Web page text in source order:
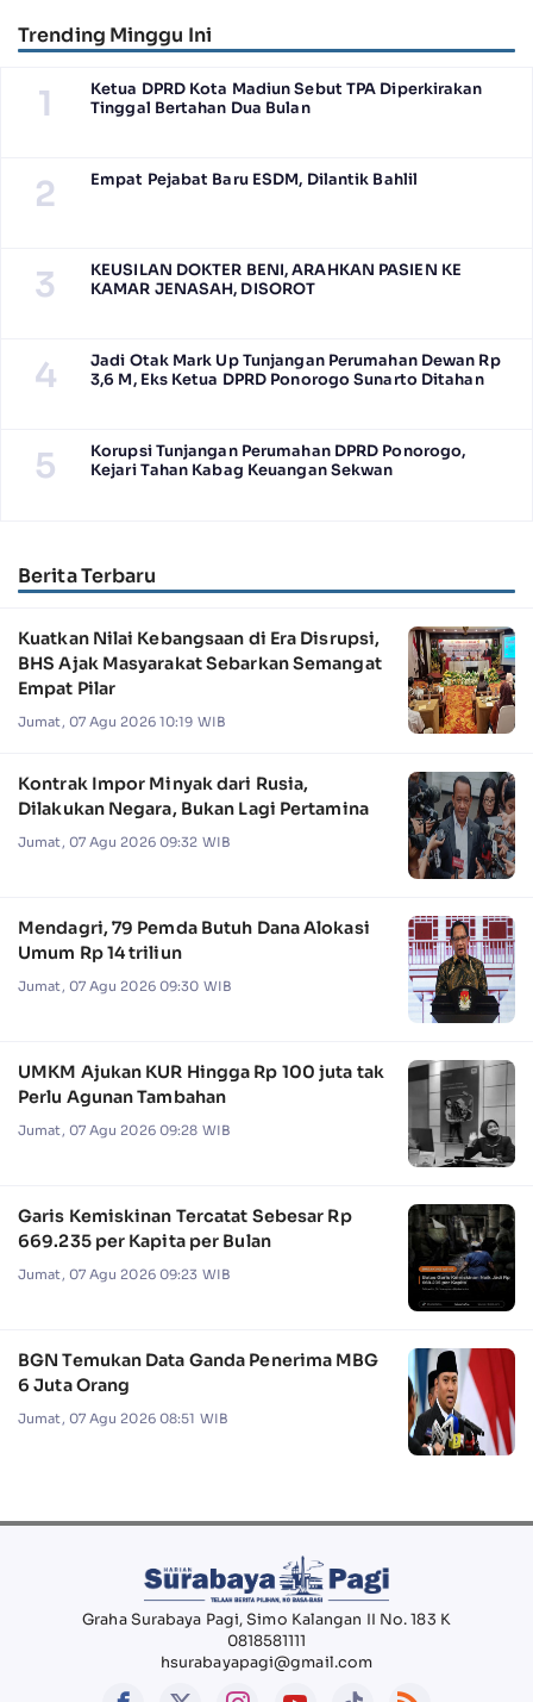
Trending Minggu Ini
1
Ketua DPRD Kota Madiun Sebut TPA Diperkirakan
Tinggal Bertahan Dua Bulan
2 Empat Pejabat Baru ESDM, Dilantik Bahlil
3
KEUSILAN DOKTER BENI, ARAHKAN PASIEN KE
KAMAR JENASAH, DISOROT
4
Jadi Otak Mark Up Tunjangan Perumahan Dewan Rp
3,6 M, Eks Ketua DPRD Ponorogo Sunarto Ditahan
5
Korupsi Tunjangan Perumahan DPRD Ponorogo,
Kejari Tahan Kabag Keuangan Sekwan
Berita Terbaru
Kuatkan Nilai Kebangsaan di Era Disrupsi,
BHS Ajak Masyarakat Sebarkan Semangat
Empat Pilar
Jumat, 07 Agu 2026 10:19 WIB
Kontrak Impor Minyak dari Rusia,
Dilakukan Negara, Bukan Lagi Pertamina
Jumat, 07 Agu 2026 09:32 WIB
Mendagri, 79 Pemda Butuh Dana Alokasi
Umum Rp 14 triliun
Jumat, 07 Agu 2026 09:30 WIB
UMKM Ajukan KUR Hingga Rp 100 juta tak
Perlu Agunan Tambahan
Jumat, 07 Agu 2026 09:28 WIB
Garis Kemiskinan Tercatat Sebesar Rp
669.235 per Kapita per Bulan
Jumat, 07 Agu 2026 09:23 WIB
BGN Temukan Data Ganda Penerima MBG
6 Juta Orang
Jumat, 07 Agu 2026 08:51 WIB
Graha Surabaya Pagi, Simo Kalangan II No. 183 K
0818581111
hsurabayapagi@gmail.com